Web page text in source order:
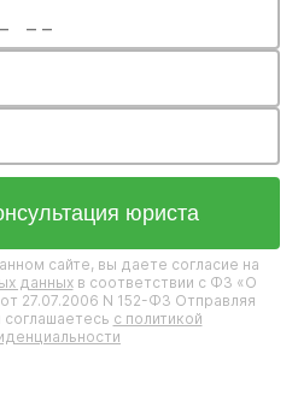
юриста
сайте, вы даете согласие на
данныхв соответствии с ФЗ «О
27.07.2006 N 152-ФЗ Отправляя
с политикой